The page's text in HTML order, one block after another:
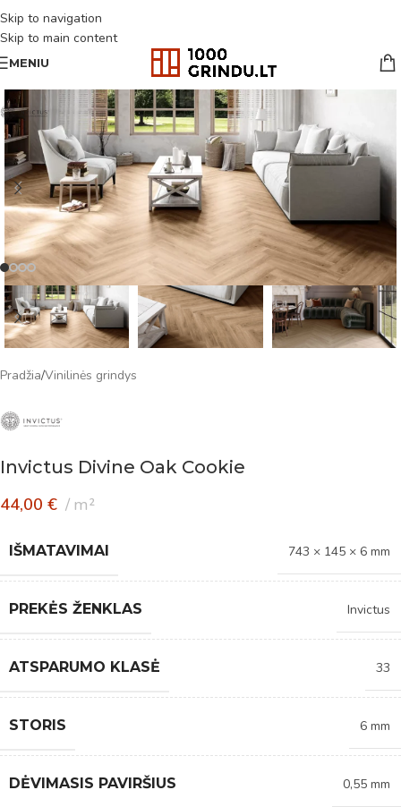
Skip to navigation
Skip to main content
MENIU
Pradžia/Vinilinės grindys
Invictus Divine Oak Cookie
44,00 € m²
IŠMATAVIMAI 743 × 145 × 6 mm
PREKĖS ŽENKLAS Invictus
ATSPARUMO KLASĖ 33
STORIS 6 mm
DĖVIMASIS PAVIRŠIUS 0,55 mm